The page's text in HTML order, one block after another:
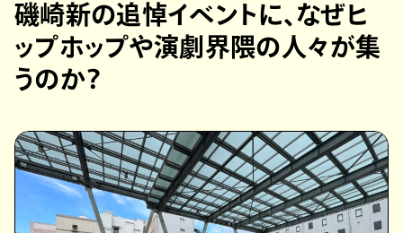
磯崎新の追悼イベントに、なぜヒ
ップホップや演劇界隈の人々が集
うのか？